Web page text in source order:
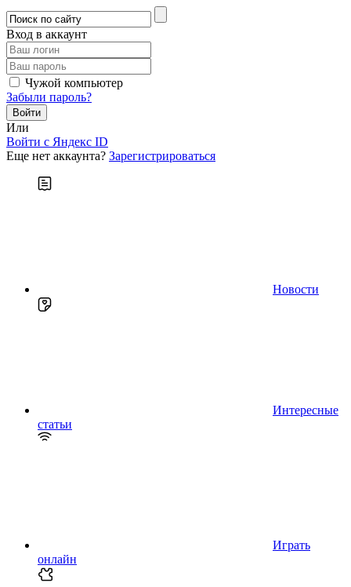
Вход в аккаунт
Чужой компьютер
Забыли пароль?
Или
Войти c Яндекс ID
Еще нет аккаунта? Зарегистрироваться
Новости
Интересные
статьи
Играть
онлайн